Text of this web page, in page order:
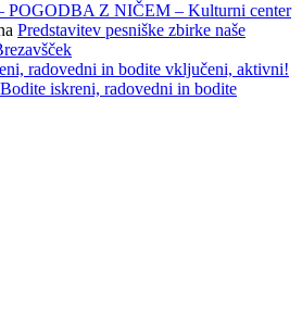
POGODBA Z NIČEM – Kulturni center
Predstavitev pesniške zbirke naše
radovedni in bodite vključeni, aktivni!
iskreni, radovedni in bodite